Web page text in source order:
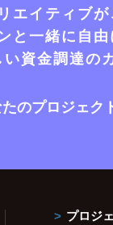
エイティブ
と一緒に自
い資金調達の
のプロジェク
プロジ